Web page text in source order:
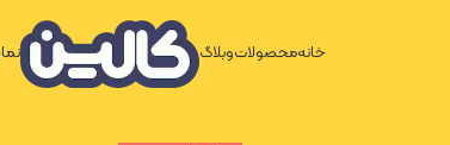
خانهمحصولاتوبلاگ